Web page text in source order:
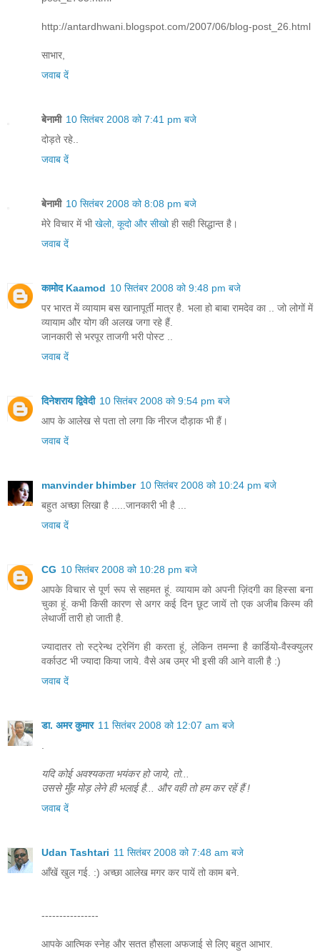
http://antardhwani.blogspot.com/2007/06/blog-post_26.html
साभार,
जवाब दें
बेनामी 10 सितंबर 2008 को 7:41 pm बजे
दोड़ते रहे..
जवाब दें
बेनामी 10 सितंबर 2008 को 8:08 pm बजे
मेरे विचार में भीखेलो, कूदो और सीखोही सही सिद्धान्त है।
जवाब दें
कामोद Kaamod 10 सितंबर 2008 को 9:48 pm बजे
पर भारत में व्यायाम बस खानापूर्ती मात्र है. भला हो बाबा रामदेव का .. जो लोगों में
व्यायाम और योग की अलख जगा रहे हैं.
जानकारी से भरपूर ताजगी भरी पोस्ट ..
जवाब दें
दिनेशराय द्विवेदी 10 सितंबर 2008 को 9:54 pm बजे
आप के आलेख से पता तो लगा कि नीरज दौड़ाक भी हैं।
जवाब दें
manvinder bhimber 10 सितंबर 2008 को 10:24 pm बजे
बहुत अच्छा लिखा है .....जानकारी भी है ...
जवाब दें
CG 10 सितंबर 2008 को 10:28 pm बजे
आपके विचार से पूर्ण रूप से सहमत हूं. व्यायाम को अपनी ज़िंदगी का हिस्सा बना
चुका हूं. कभी किसी कारण से अगर कई दिन छूट जायें तो एक अजीब किस्म की
लेथार्जी तारी हो जाती है.
ज्यादातर तो स्ट्रेन्थ ट्रेनिंग ही करता हूं, लेकिन तमन्ना है कार्डियो-वैस्क्युलर
वर्काउट भी ज्यादा किया जाये. वैसे अब उम्र भी इसी की आने वाली है :)
जवाब दें
डा. अमर कुमार 11 सितंबर 2008 को 12:07 am बजे
यदि कोई अवश्यकता भयंकर हो जाये, तो...
उससे मुँह मोड़ लेने ही भलाई है... और वही तो हम कर रहें हैं !
जवाब दें
Udan Tashtari 11 सितंबर 2008 को 7:48 am बजे
आँखें खुल गई. :) अच्छा आलेख मगर कर पायें तो काम बने.
----------------
आपके आत्मिक स्नेह और सतत हौसला अफजाई से लिए बहुत आभार.